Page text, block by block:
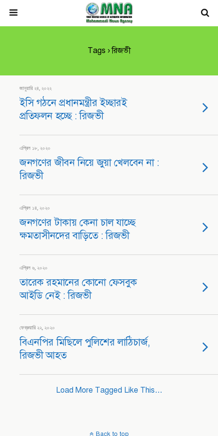
Tags › রিজভী
জানুয়ারি ২৪, ২০২২
ইসি গঠনে প্রধানমন্ত্রীর ইচ্ছারই
প্রতিফলন হচ্ছে : রিজভী
এপ্রিল ১৮, ২০২০
জনগণের জীবন নিয়ে জুয়া খেলবেন না :
রিজভী
এপ্রিল ১৪, ২০২০
জনগণের টাকায় কেনা চাল যাচ্ছে
ক্ষমতাসীনদের বাড়িতে : রিজভী
এপ্রিল ৬, ২০২০
তারেক রহমানের কোনো ফেসবুক
আইডি নেই : রিজভী
ফেব্রুয়ারি ২২, ২০২০
বিএনপির মিছিলে পুলিশের লাঠিচার্জ,
রিজভী আহত
Load More Tagged Like This…
Back to top